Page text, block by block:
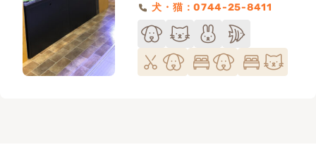
犬・猫：0744-25-8411